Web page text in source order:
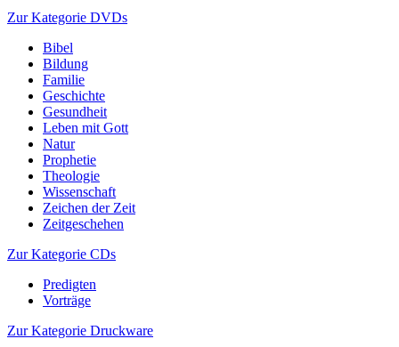
Zur Kategorie DVDs
Bibel
Bildung
Familie
Geschichte
Gesundheit
Leben mit Gott
Natur
Prophetie
Theologie
Wissenschaft
Zeichen der Zeit
Zeitgeschehen
Zur Kategorie CDs
Predigten
Vorträge
Zur Kategorie Druckware